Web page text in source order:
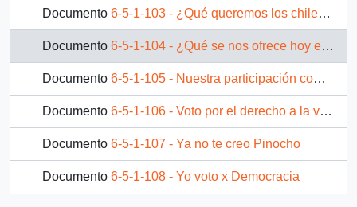
Documento 6-5-1-103 - ¿Qué queremos los chilenos de la educación?
Documento 6-5-1-104 - ¿Qué se nos ofrece hoy en educación?
Documento 6-5-1-105 - Nuestra participación comienza en el voto
Documento 6-5-1-106 - Voto por el derecho a la vida, la libertad...
Documento 6-5-1-107 - Ya no te creo Pinocho
Documento 6-5-1-108 - Yo voto x Democracia